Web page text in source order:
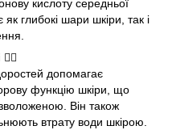
кислоту середньої
глибокі шари шкіри, так і
🧜‍♀️
допомагає
функцію шкіри, що
Він також
втрату води шкірою.